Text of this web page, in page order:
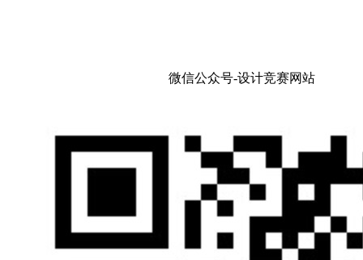
微信公众号-设计竞赛网站